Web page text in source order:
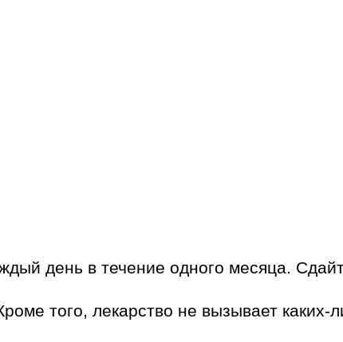
день в течение одного месяца.
того, лекарство не вызывает каких-